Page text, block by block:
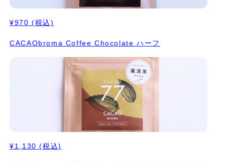
¥970 (税込)
CACAObroma Coffee Chocolate ハーフ
¥1,130 (税込)